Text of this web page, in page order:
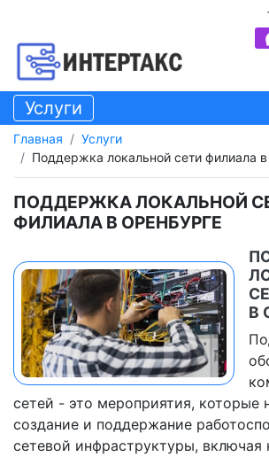
Услуги
Главная
Услуги
Поддержка локальной сети филиала
ПОДДЕРЖКА ЛОКАЛЬНОЙ
ФИЛИАЛА В ОРЕНБУРГЕ
В
сетей - это мероприятия, которые
создание и поддержание
сетевой инфраструктуры, включая